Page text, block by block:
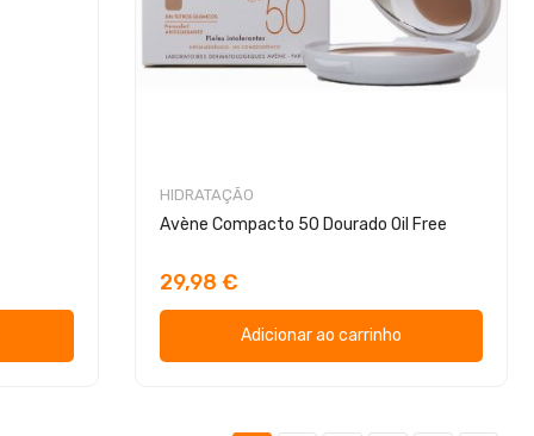
HIDRATAÇÃO
Avène Compacto 50 Dourado Oil Free
29,98 €
Adicionar ao carrinho